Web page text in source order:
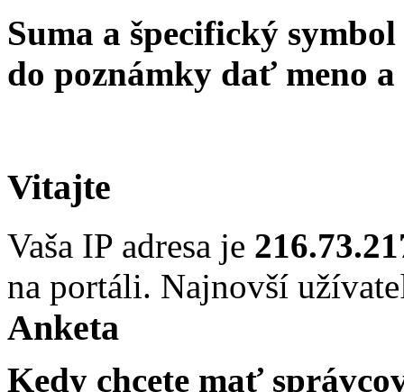
Suma a špecifický
do poznámky dať meno
Vitajte
Vaša IP adresa je
na portáli. Najnovší
Anketa
Kedy chcete mať